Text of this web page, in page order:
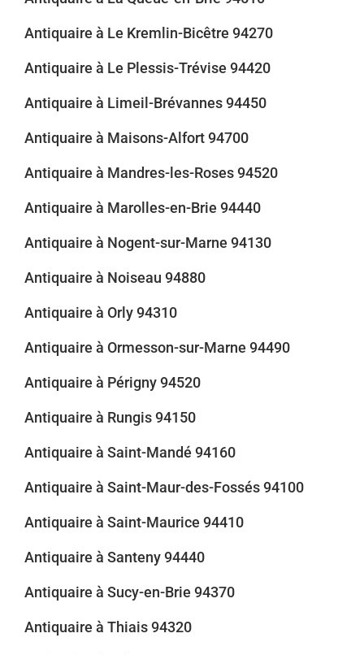
Antiquaire à Le Kremlin-Bicêtre 94270
Antiquaire à Le Plessis-Trévise 94420
Antiquaire à Limeil-Brévannes 94450
Antiquaire à Maisons-Alfort 94700
Antiquaire à Mandres-les-Roses 94520
Antiquaire à Marolles-en-Brie 94440
Antiquaire à Nogent-sur-Marne 94130
Antiquaire à Noiseau 94880
Antiquaire à Orly 94310
Antiquaire à Ormesson-sur-Marne 94490
Antiquaire à Périgny 94520
Antiquaire à Rungis 94150
Antiquaire à Saint-Mandé 94160
Antiquaire à Saint-Maur-des-Fossés 94100
Antiquaire à Saint-Maurice 94410
Antiquaire à Santeny 94440
Antiquaire à Sucy-en-Brie 94370
Antiquaire à Thiais 94320